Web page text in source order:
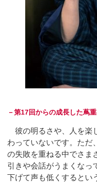
－第17回からの成長した蔦
彼の明るさや、人を楽
わっていないです。ただ
の失敗を重ねる中でさま
引きや会話がうまくなっ
下げて声も低くするとい